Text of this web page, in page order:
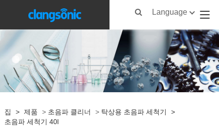
Language
집 > 제품 > 초음파 클리너 > 탁상용 초음파 세척기
>
초음파 세척기 40l